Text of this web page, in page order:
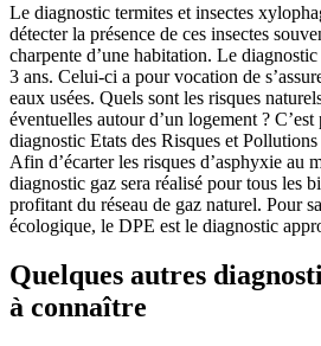
Le diagnostic termites et insectes
détecter la présence de ces insectes
charpente d’une habitation. Le
3 ans. Celui-ci a pour vocation de
eaux usées. Quels sont les risques
éventuelles autour d’un logement ?
diagnostic Etats des Risques et
Afin d’écarter les risques d’asphyxie au
diagnostic gaz sera réalisé pour tous les
profitant du réseau de gaz naturel. Pour
écologique, le DPE est le diagnostic
Quelques autres
à connaître